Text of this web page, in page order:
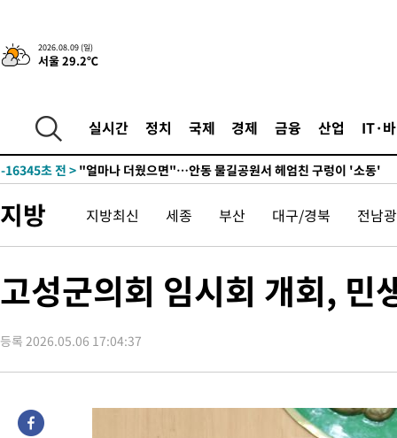
2026.08.09 (일)
서울 29.2℃
실시간 정치 국제 경제 금융 산업 IT·
45.71%
-30623초 전 >[속보]與 당대표 경선, 대구 권리당원 투표 정청래 47.82%·김
-20980초 전 >
[속보]장은수, KLPGA 제주삼다수 역전 우승…데뷔 10년 차에
정상
-16345초 전 >"얼마나 더웠으면"…안동 물길공원서 헤엄친 구렁이 '소동'
-16272초 전 >손흥민, 68분 뛰고 2경기 침묵…LAFC, 톨루카에 1-0 승리(종
-15544초 전 >
-14296초 전 >
이강인, 오늘 서울서 AT마드리드 입단식…'전례 없는 특급대
차'
-649초 전 > 콜롬비아 신임 우파 대통령 취임 하루만에 차량폭탄 폭발 사건
1시간 전 >튀르키예 외무장관, "메카 3국 방위협정은 이란이 목표 아냐 " 밝혀
3시간 전 >
3시간 전 >美 국방부, 켄달 전 공군장관 보안허가 취소…“에어포스원 기밀정
3시간 전 >
“美 이란전 무기 소진…북한과 분쟁시 주한 미군 취약해질 수 있어”
지방 지방최신 세종 부산 대구/경북 전남
고성군의회 임시회 개회, 민
등록 2026.05.06 17:04:37